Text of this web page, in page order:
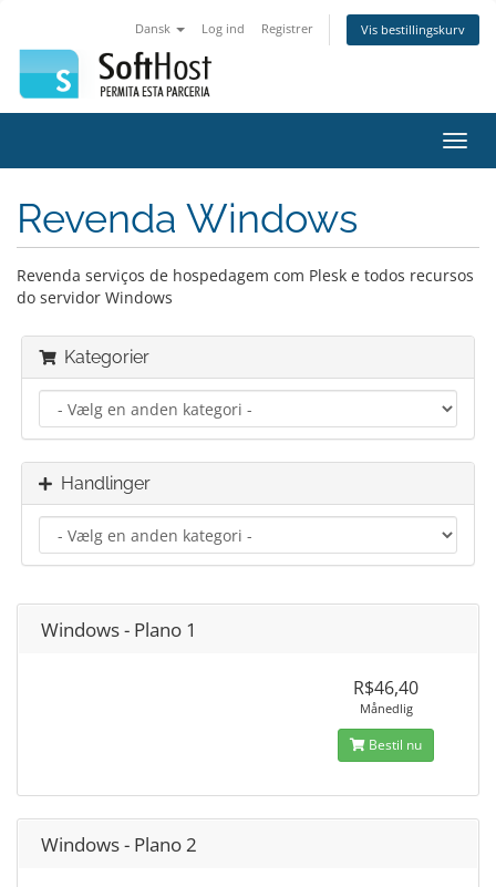
Dansk Log ind Registrer Vis bestillingskurv
Skift
Revenda Windows
Revenda serviços de hospedagem com Plesk e todos recursos
do servidor Windows
Kategorier
Handlinger
Windows - Plano 1
R$46,40
Månedlig
Bestil nu
Windows - Plano 2